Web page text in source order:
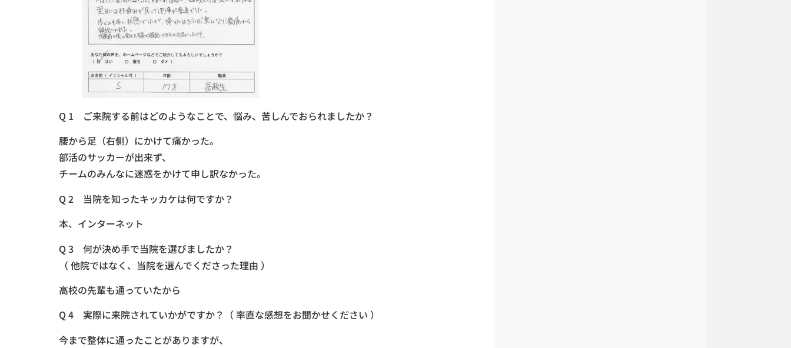
Q 1 ご来院する前はどのようなことで、悩み、苦しんでおられましたか？
腰から足（右側）にかけて痛かった。
部活のサッカーが出来ず、
チームのみんなに迷惑をかけて申し訳なかった。
Q 2 当院を知ったキッカケは何ですか？
本、インターネット
Q 3 何が決め手で当院を選びましたか？
（ 他院ではなく、当院を選んでくださった理由 ）
高校の先輩も通っていたから
Q 4 実際に来院されていかがですか？（ 率直な感想をお聞かせください ）
今まで整体に通ったことがありますが、